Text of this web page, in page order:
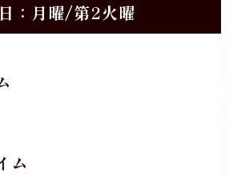
：月曜/第2火曜
ム